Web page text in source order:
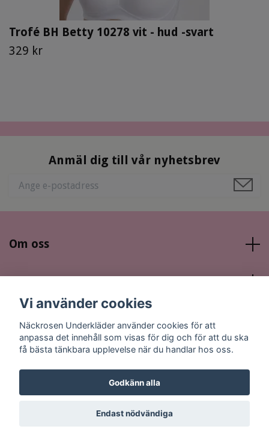
Trofé BH Betty 10278 vit - hud -svart
329 kr
Anmäl dig till vår nyhetsbrev
Om oss
Sociala medier
© 2026 Näckrosen Underkläder
Vi använder cookies
Näckrosen Underkläder använder cookies för att
anpassa det innehåll som visas för dig och för att du ska
få bästa tänkbara upplevelse när du handlar hos oss.
Godkänn alla
Endast nödvändiga